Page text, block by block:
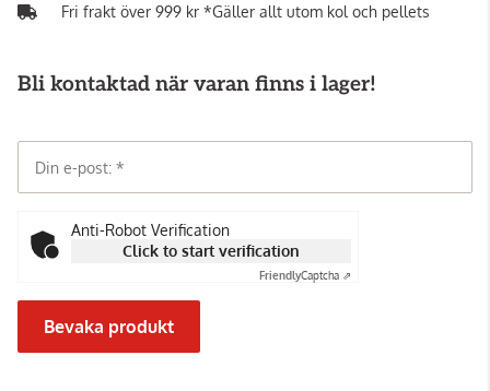
Fri frakt över 999 kr *Gäller allt utom kol och pellets
Bli kontaktad när varan finns i lager!
Din e-post:
Anti-Robot Verification
Click to start verification
FriendlyCaptcha ⇗
Bevaka produkt